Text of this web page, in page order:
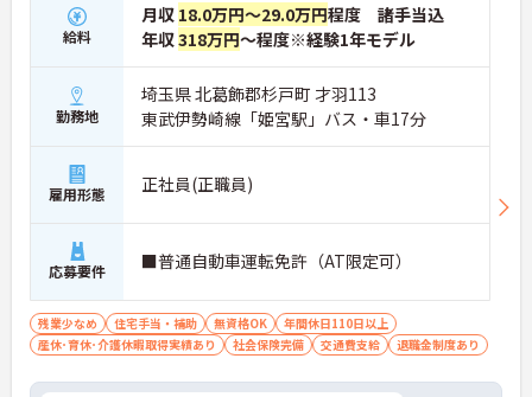
給料
月収 18.0万円～29.0万円程度 諸手当込
年収318万円～程度※経験1年モデル
勤務地
埼玉県 北葛飾郡杉戸町 才羽113
東武伊勢崎線「姫宮駅」バス・車17分
雇用形態 正社員(正職員)
応募要件 ■普通自動車運転免許（AT限定可）
残業少なめ 住宅手当・補助 無資格OK
年間休日110日以上
産休･育休･介護休暇取得実績あり
社会保険完備 交通費支給 退職金制度あり